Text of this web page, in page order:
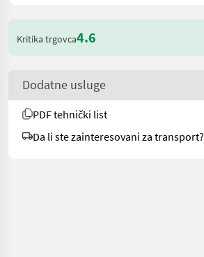
Kritika trgovca4.6
Dodatne usluge
PDF tehnički list
Da li ste zainteresovani za transport?